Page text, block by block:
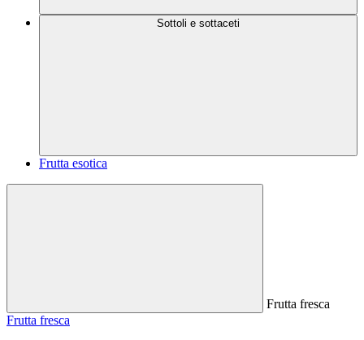
Sottoli e sottaceti
Frutta esotica
Frutta fresca
Frutta fresca